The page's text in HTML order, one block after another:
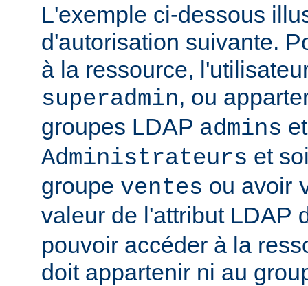
L'exemple ci-dessous
d'autorisation suivante.
à la ressource,
superadmin, ou
groupes LDAP admins et
Administrateurs et
groupe ventes ou avoir
valeur de l'attribut LDAP
pouvoir accéder à la
doit appartenir ni au